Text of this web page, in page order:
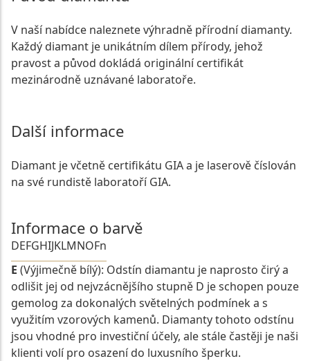
V naší nabídce naleznete výhradně přírodní diamanty.
Každý diamant je unikátním dílem přírody, jehož
pravost a původ dokládá originální certifikát
mezinárodně uznávané laboratoře.
Další informace
Diamant je včetně certifikátu GIA a je laserově číslován
na své rundistě laboratoří GIA.
Informace o barvě
DEFGHIJKLMNOFn
E (Výjimečně bílý): Odstín diamantu je naprosto čirý a
odlišit jej od nejvzácnějšího stupně D je schopen pouze
gemolog za dokonalých světelných podmínek a s
využitím vzorových kamenů. Diamanty tohoto odstínu
jsou vhodné pro investiční účely, ale stále častěji je naši
klienti volí pro osazení do luxusního šperku.